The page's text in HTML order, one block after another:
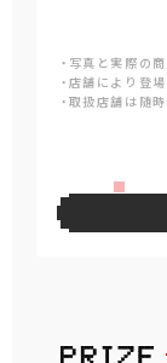
・写真と実際の
・店舗により登
・取扱店舗は随